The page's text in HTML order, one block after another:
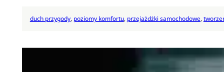
duch przygody, poziomy komfortu, przejażdżki samochodowe,